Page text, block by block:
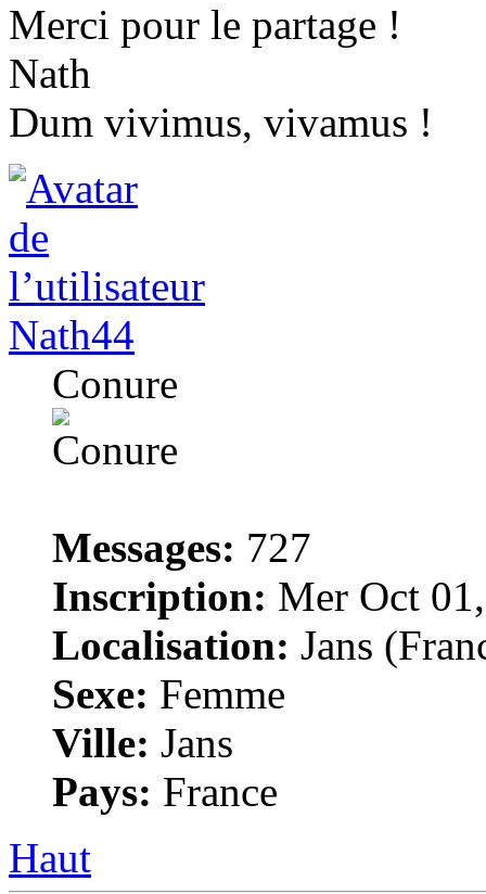
Merci pour le partage !
Nath
Dum vivimus, vivamus !
Nath44
Conure
Messages: 727
Inscription: Mer Oct
Localisation: Jans
Sexe: Femme
Ville: Jans
Pays: France
Haut